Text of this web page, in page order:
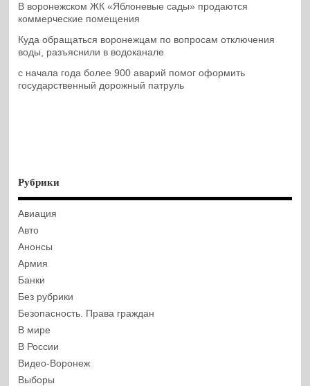
В воронежском ЖК «Яблоневые сады» продаются
коммерческие помещения
Куда обращаться воронежцам по вопросам отключения
воды, разъяснили в водоканале
с начала года более 900 аварий помог оформить
государственный дорожный патруль
Рубрики
Авиация
Авто
Анонсы
Армия
Банки
Без рубрики
Безопасность. Права граждан
В мире
В России
Видео-Воронеж
Выборы